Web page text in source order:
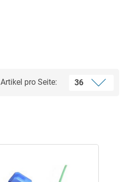
Artikel pro Seite: